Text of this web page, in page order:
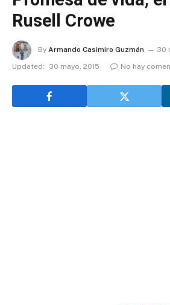
Rusell Crowe
By Armando Casimiro Guzmán
30
Updated:
30 mayo, 2015 No hay